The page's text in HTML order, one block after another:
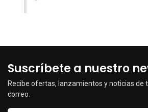
Suscríbete a nuestro
Recibe ofertas, lanzamientos y noticias de
correo.